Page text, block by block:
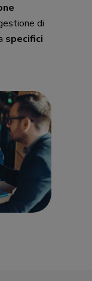
di
specifici